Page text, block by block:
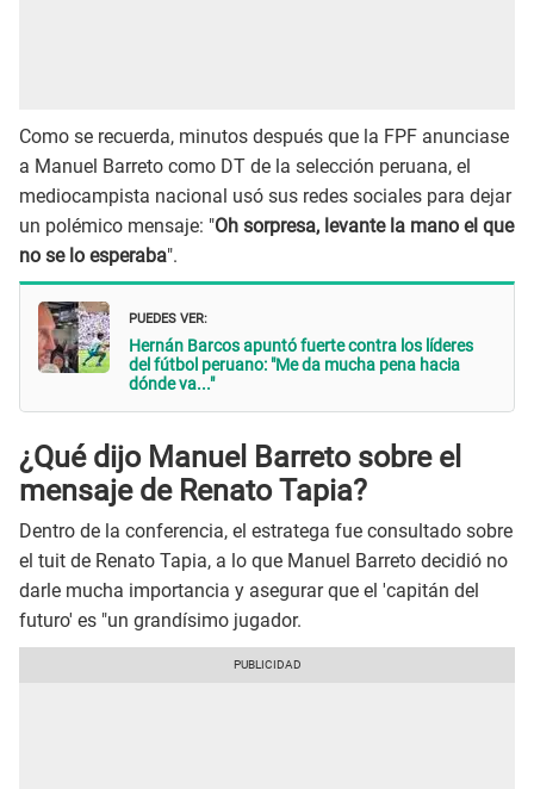
Como se recuerda, minutos después que la FPF anunciase
a Manuel Barreto como DT de la selección peruana, el
mediocampista nacional usó sus redes sociales para dejar
un polémico mensaje: "Oh sorpresa, levante la mano el que
no se lo esperaba".
PUEDES VER:
Hernán Barcos apuntó fuerte contra los líderes
del fútbol peruano: "Me da mucha pena hacia
dónde va..."
¿Qué dijo Manuel Barreto sobre el
mensaje de Renato Tapia?
Dentro de la conferencia, el estratega fue consultado sobre
el tuit de Renato Tapia, a lo que Manuel Barreto decidió no
darle mucha importancia y asegurar que el 'capitán del
futuro' es "un grandísimo jugador.